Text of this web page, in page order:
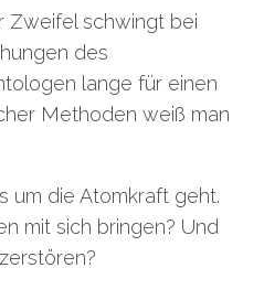
Zweifel schwingt bei
des
lange für einen
Methoden weiß man
um die Atomkraft geht.
mit sich bringen? Und